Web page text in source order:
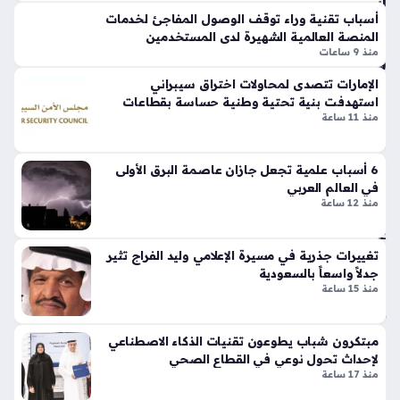
تين
نتا
ل
ج
ي
تي
وبر
سب
ورت
س
تك
سر
قوا
عد
ص
مي
م
الر
عد
ية
في
عد
ة
منا
ق
منذ
سا
عة
واح
دة
د
الل
الوطني للأرصاد هطول أمطار رعدية مصحوبة بزخات من البرد على
أجزاء من مناطق نجران وجازان وعسير والباحة ومكة المكرمة، مع…
أسباب تقنية وراء توقف الوصول المفاجئ لخدمات
المنصة العالمية الشهيرة لدى المستخدمين
منذ 9 ساعات
الإمارات تتصدى لمحاولات اختراق سيبراني
استهدفت بنية تحتية وطنية حساسة بقطاعات
حيوية
منذ 11 ساعة
6 أسباب علمية تجعل جازان عاصمة البرق الأولى
في العالم العربي
منذ 12 ساعة
تغييرات جذرية في مسيرة الإعلامي وليد الفراج تثير
جدلاً واسعاً بالسعودية
منذ 15 ساعة
مبتكرون شباب يطوعون تقنيات الذكاء الاصطناعي
لإحداث تحول نوعي في القطاع الصحي
منذ 17 ساعة